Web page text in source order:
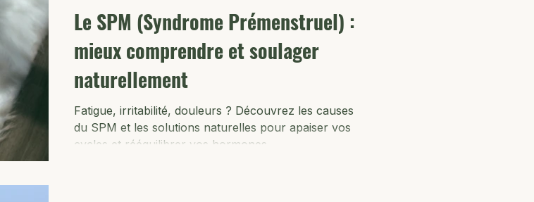
Le SPM (Syndrome Prémenstruel) :
mieux comprendre et soulager
naturellement
Fatigue, irritabilité, douleurs ? Découvrez les causes
du SPM et les solutions naturelles pour apaiser vos
cycles et rééquilibrer vos hormones.